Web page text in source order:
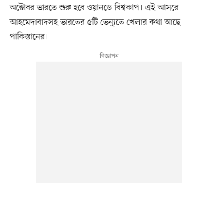
অক্টোবর ভারতে শুরু হবে ওয়ানডে বিশ্বকাপ। এই আসরে
আহমেদাবাদসহ ভারতের ৫টি ভেন্যুতে খেলার কথা আছে
পাকিস্তানের।